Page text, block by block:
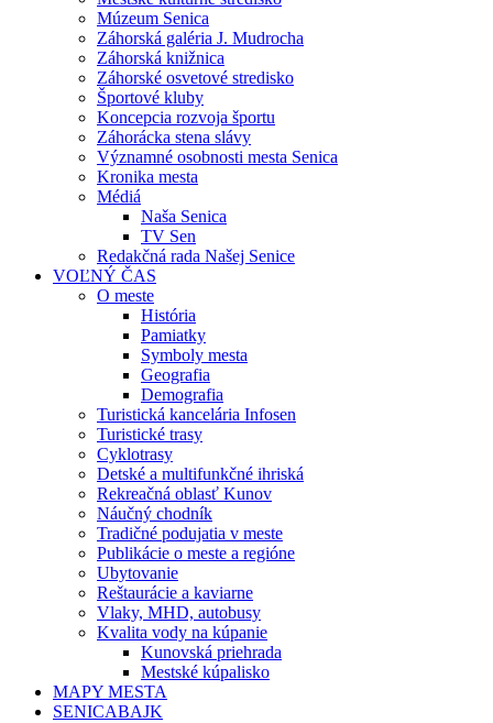
Múzeum Senica
Záhorská galéria J. Mudrocha
Záhorská knižnica
Záhorské osvetové stredisko
Športové kluby
Koncepcia rozvoja športu
Záhorácka stena slávy
Významné osobnosti mesta Senica
Kronika mesta
Médiá
Naša Senica
TV Sen
Redakčná rada Našej Senice
VOĽNÝ ČAS
O meste
História
Pamiatky
Symboly mesta
Geografia
Demografia
Turistická kancelária Infosen
Turistické trasy
Cyklotrasy
Detské a multifunkčné ihriská
Rekreačná oblasť Kunov
Náučný chodník
Tradičné podujatia v meste
Publikácie o meste a regióne
Ubytovanie
Reštaurácie a kaviarne
Vlaky, MHD, autobusy
Kvalita vody na kúpanie
Kunovská priehrada
Mestské kúpalisko
MAPY MESTA
SENICABAJK